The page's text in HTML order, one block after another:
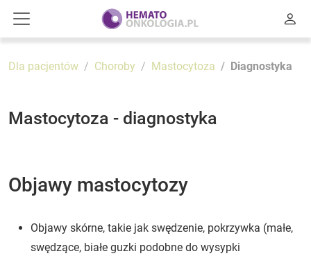
Dla pacjentów Choroby Mastocytoza Diagnostyka
Mastocytoza - diagnostyka
Objawy mastocytozy
Objawy skórne, takie jak swędzenie, pokrzywka (małe,
swędzące, białe guzki podobne do wysypki